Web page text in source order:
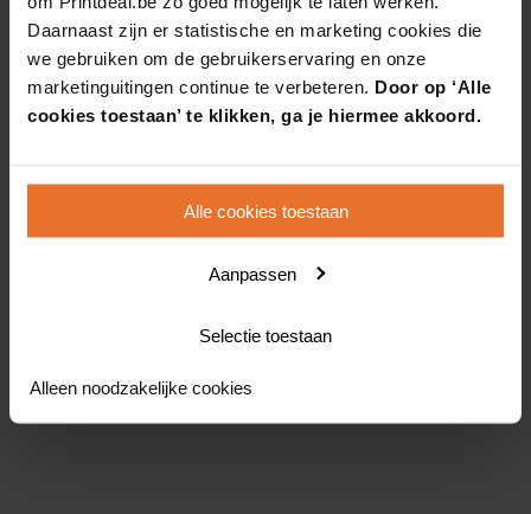
Daarnaast zijn er statistische en marketing cookies die
we gebruiken om de gebruikerservaring en onze
marketinguitingen continue te verbeteren. Door op ‘Alle
cookies toestaan’ te klikken, ga je hiermee akkoord.
Alle cookies toestaan
Aanpassen
Selectie toestaan
Alleen noodzakelijke cookies